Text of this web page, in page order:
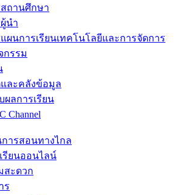
ถานศึกษา
นำ
ผนการเรียนเทคโนโลยีและการจัดการ
กรรม
ละคลังข้อมูล
ผลการเรียน
Channel
การสอนทางไกล
รียนออนไลน์
สะดวก
ร